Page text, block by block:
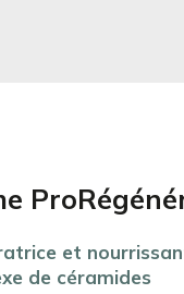
et
de céramides